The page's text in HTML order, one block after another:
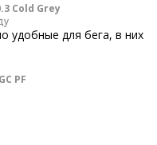
Cold Grey
удобные для бега, в них
PF